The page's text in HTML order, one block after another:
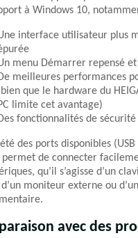
à Windows 10,
interface utilisateur plus
menu Démarrer repensé
meilleures performances
que le hardware du
limite cet avantage)
fonctionnalités de
des ports disponibles (USB
permet de connecter
qu’il s’agisse d’un
moniteur externe ou
avec des